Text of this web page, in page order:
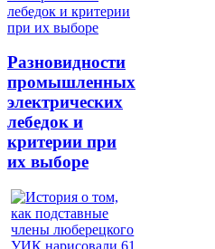
Разновидности
промышленных
электрических
лебедок и
критерии при
их выборе